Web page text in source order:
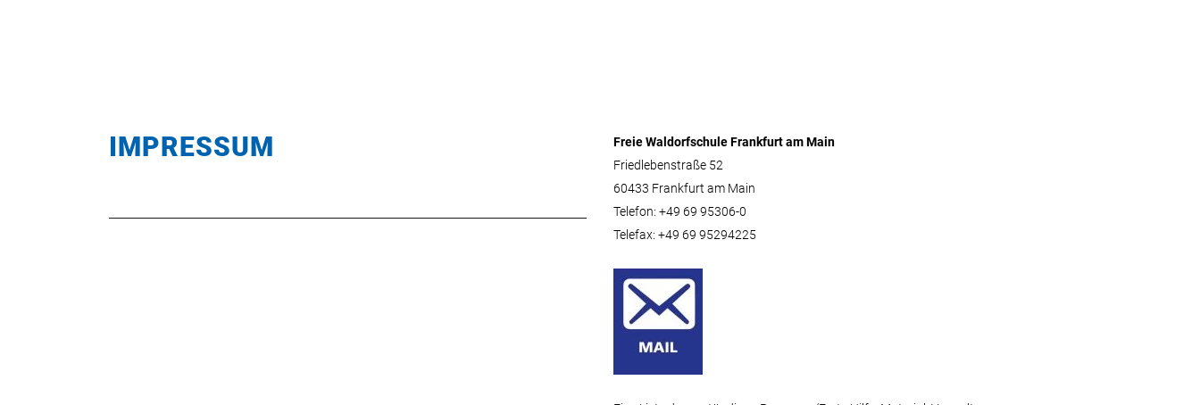
IMPRESSUM
Freie Waldorfschule Frankfurt am Main
Friedlebenstraße 52
60433 Frankfurt am Main
Telefon: +49 69 95306-0
Telefax: +49 69 95294225